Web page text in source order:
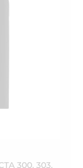
300, 303,